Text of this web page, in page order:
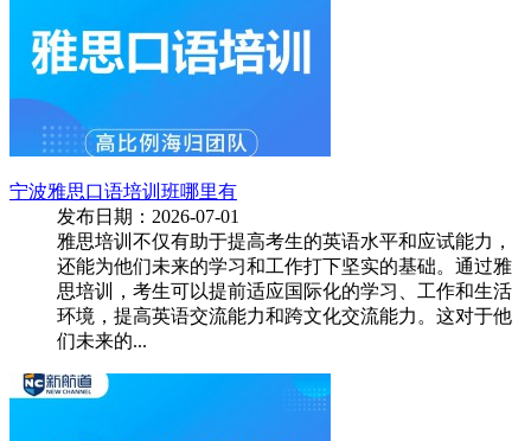
宁波雅思口语培训班哪里有
发布日期：2026-07-01
雅思培训不仅有助于提高考生的英语水平和应试能力，
还能为他们未来的学习和工作打下坚实的基础。通过雅
思培训，考生可以提前适应国际化的学习、工作和生活
环境，提高英语交流能力和跨文化交流能力。这对于他
们未来的...